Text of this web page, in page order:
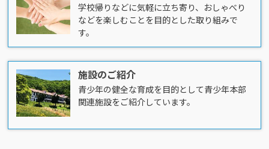
学校帰りなどに気軽に立ち寄り、おしゃべり
などを楽しむことを目的とした取り組みで
す。
施設のご紹介
青少年の健全な育成を目的として青少年本部
関連施設をご紹介しています。